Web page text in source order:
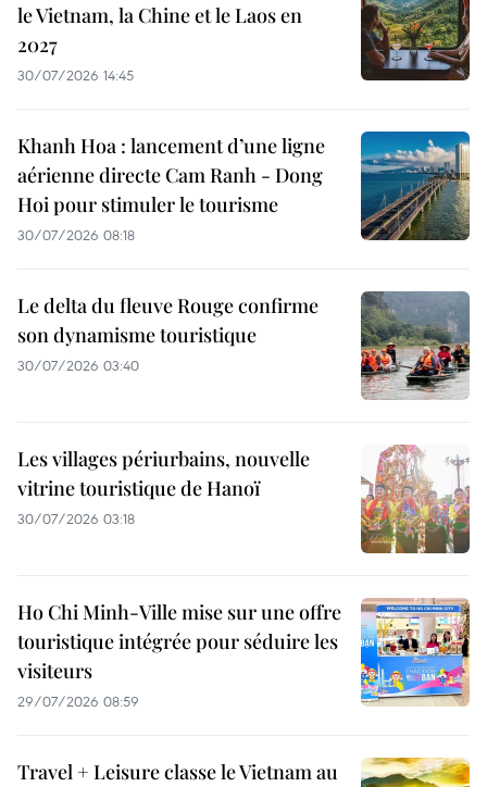
le Vietnam, la Chine et le Laos en
2027
30/07/2026 14:45
Khanh Hoa : lancement d’une ligne
aérienne directe Cam Ranh - Dong
Hoi pour stimuler le tourisme
30/07/2026 08:18
Le delta du fleuve Rouge confirme
son dynamisme touristique
30/07/2026 03:40
Les villages périurbains, nouvelle
vitrine touristique de Hanoï
30/07/2026 03:18
Ho Chi Minh-Ville mise sur une offre
touristique intégrée pour séduire les
visiteurs
29/07/2026 08:59
Travel + Leisure classe le Vietnam au